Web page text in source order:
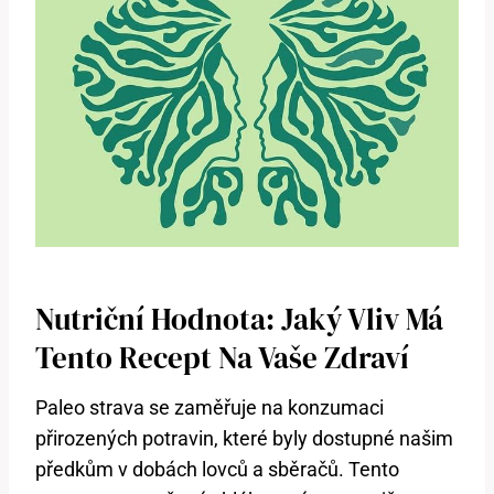
Nutriční Hodnota: Jaký Vliv Má
Tento Recept Na Vaše Zdraví
Paleo strava se zaměřuje na konzumaci
přirozených potravin, které byly dostupné našim
předkům v dobách lovců a sběračů. Tento